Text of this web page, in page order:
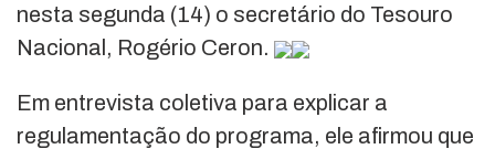
nesta segunda (14) o secretário do Tesouro
Nacional, Rogério Ceron.
Em entrevista coletiva para explicar a
regulamentação do programa, ele afirmou que